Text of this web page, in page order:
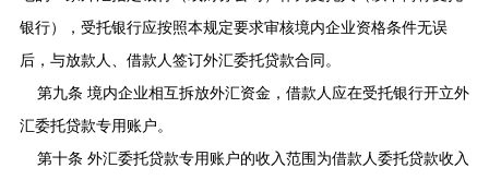
银行），受托银行应按照本规定要求审核境内企业资格条件无误
后，与放款人、借款人签订外汇委托贷款合同。
第九条 境内企业相互拆放外汇资金，借款人应在受托银行开立外
汇委托贷款专用账户。
第十条 外汇委托贷款专用账户的收入范围为借款人委托贷款收入